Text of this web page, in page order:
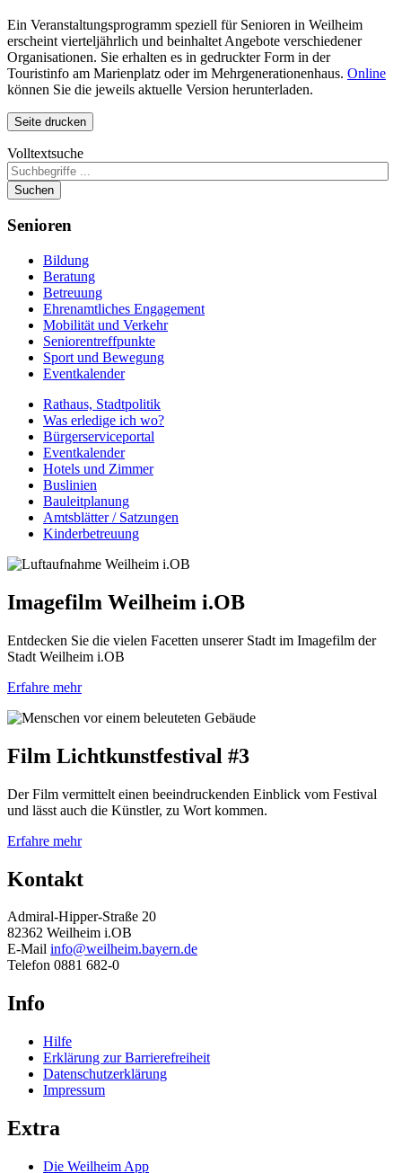
Ein Veranstaltungsprogramm speziell für Senioren in Weilheim
erscheint vierteljährlich und beinhaltet Angebote verschiedener
Organisationen. Sie erhalten es in gedruckter Form in der
Touristinfo am Marienplatz oder im Mehrgenerationenhaus. Online
können Sie die jeweils aktuelle Version herunterladen.
Seite drucken
Volltextsuche
Suchen
Senioren
Bildung
Beratung
Betreuung
Ehrenamtliches Engagement
Mobilität und Verkehr
Seniorentreffpunkte
Sport und Bewegung
Eventkalender
Rathaus, Stadtpolitik
Was erledige ich wo?
Bürgerserviceportal
Eventkalender
Hotels und Zimmer
Buslinien
Bauleitplanung
Amtsblätter / Satzungen
Kinderbetreuung
Imagefilm Weilheim i.OB
Entdecken Sie die vielen Facetten unserer Stadt im Imagefilm der
Stadt Weilheim i.OB
Erfahre mehr
Film Lichtkunstfestival #3
Der Film vermittelt einen beeindruckenden Einblick vom Festival
und lässt auch die Künstler, zu Wort kommen.
Erfahre mehr
Kontakt
Admiral-Hipper-Straße 20
82362 Weilheim i.OB
E-Mail info@weilheim.bayern.de
Telefon 0881 682-0
Info
Hilfe
Erklärung zur Barrierefreiheit
Datenschutzerklärung
Impressum
Extra
Die Weilheim App